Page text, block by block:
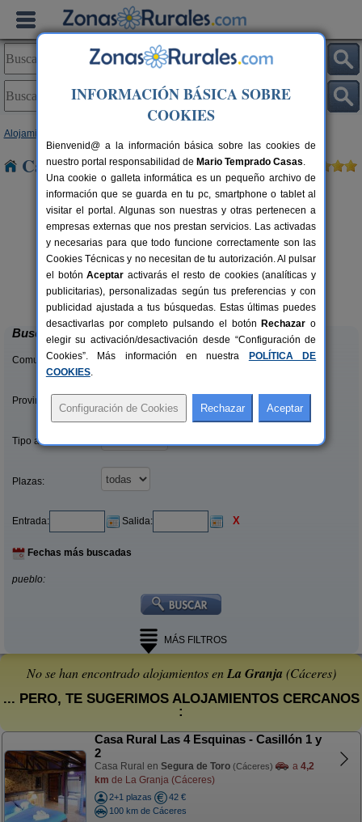
Alojamientos
Casas Rurales cerca de La Granja
2+1 pers.
desde33 €
La Cabaña Romántica del Llano
La Aceña de la Borrega (Cáceres)
Buscar
Comunidades:
Provincias/Islas:
Tipo alquiler:
Plazas:
Entrada: Salida: X
Fechas más buscadas
pueblo:
MÁS FILTROS
No se han encontrado alojamientos enLa Granja (Cáceres)
... PERO, TE SUGERIMOS ALOJAMIENTOS CERCANOS
:
Casa Rural Las 4 Esquinas - Casillón 1 y
2
Casa Rural en Segura de Toro (Cáceres) a 4,2
km de La Granja (Cáceres)
2+1 plazas
42 €
100 km de Cáceres
INFORMACIÓN BÁSICA SOBRE
COOKIES
Bienvenid@ a la información básica sobre las cookies de
nuestro portal responsabilidad de Mario Temprado Casas.
Una cookie o galleta informática es un pequeño archivo de
información que se guarda en tu pc, smartphone o tablet al
visitar el portal. Algunas son nuestras y otras pertenecen a
empresas externas que nos prestan servicios. Las activadas
y necesarias para que todo funcione correctamente son las
Cookies Técnicas y no necesitan de tu autorización. Al pulsar
el botónAceptar activarás el resto de cookies (analíticas y
publicitarias), personalizadas según tus preferencias y con
publicidad ajustada a tus búsquedas. Estas últimas puedes
desactivarlas por completo pulsando el botón Rechazar o
elegir su activación/desactivación desde “Configuración de
Cookies”. Más información en nuestra
POLÍTICA DE
COOKIES.